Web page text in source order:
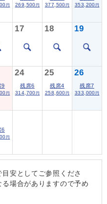
円 269,500 円 377,500 円 353,200 円
17 18 19
9
円
24
残席6
314,700 円
25
残席4
258,600 円
26
残席7
333,000 円
6
円
安としてご参照くださ
場合がありますので予め